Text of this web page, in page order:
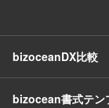
bizoceanDX比較
bizocean書式テン